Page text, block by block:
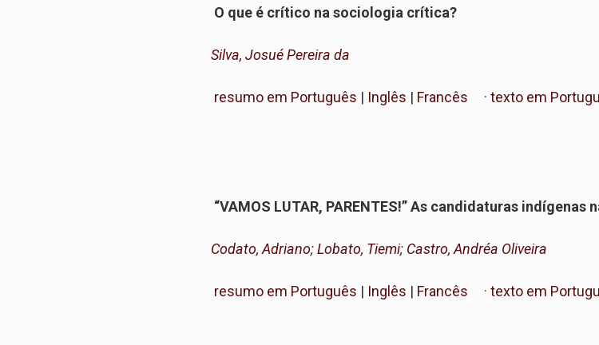
O que é crítico na sociologia crítica?
Silva, Josué Pereira da
resumo em Português | Inglês | Francês · texto em
“VAMOS LUTAR, PARENTES!” As candidaturas indígenas
Codato, Adriano;Lobato, Tiemi; Castro, Andréa Oliveira
resumo em Português | Inglês | Francês · texto em